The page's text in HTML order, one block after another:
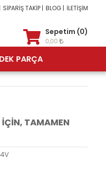
SİPARİŞ TAKİP | BLOG | İLETİŞİM
Sepetim (0)
0,00
PARÇA
TAMAMEN